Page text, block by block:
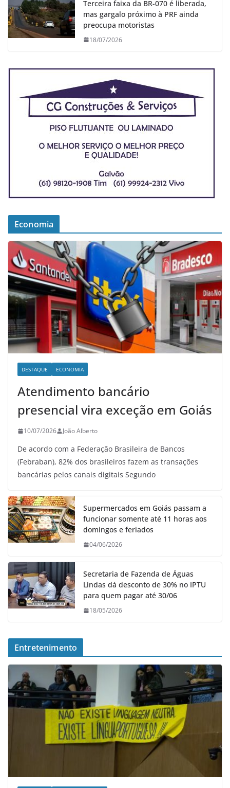
Terceira faixa da BR-070 é liberada,
mas gargalo próximo à PRF ainda
preocupa motoristas
18/07/2026
Economia
DESTAQUE ECONOMIA
Atendimento bancário
presencial vira exceção em Goiás
10/07/2026 João Alberto
De acordo com a Federação Brasileira de Bancos
(Febraban), 82% dos brasileiros fazem as transações
bancárias pelos canais digitais Segundo
Supermercados em Goiás passam a
funcionar somente até 11 horas aos
domingos e feriados
04/06/2026
Secretaria de Fazenda de Águas
Lindas dá desconto de 30% no IPTU
para quem pagar até 30/06
18/05/2026
Entretenimento